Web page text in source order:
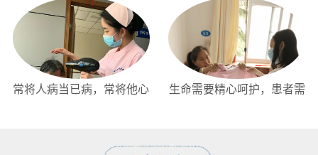
常将人病当已病，常将他心
生命需要精心呵护，患者需